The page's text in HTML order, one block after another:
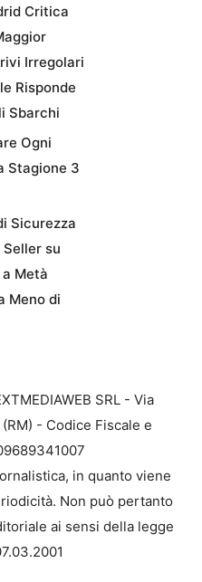
Critica
Irregolari
Risponde
Sbarchi
Ogni
Stagione 3
Sicurezza
su
Metà
Meno di
SRL - Via
- Codice Fiscale e
in quanto viene
Non può pertanto
ai sensi della legge